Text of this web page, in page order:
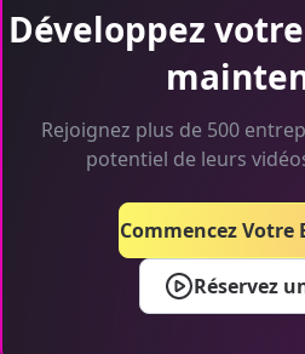
Développez
Rejoignez plus de 500
potentiel de leurs
Réservez
Commencez Votre